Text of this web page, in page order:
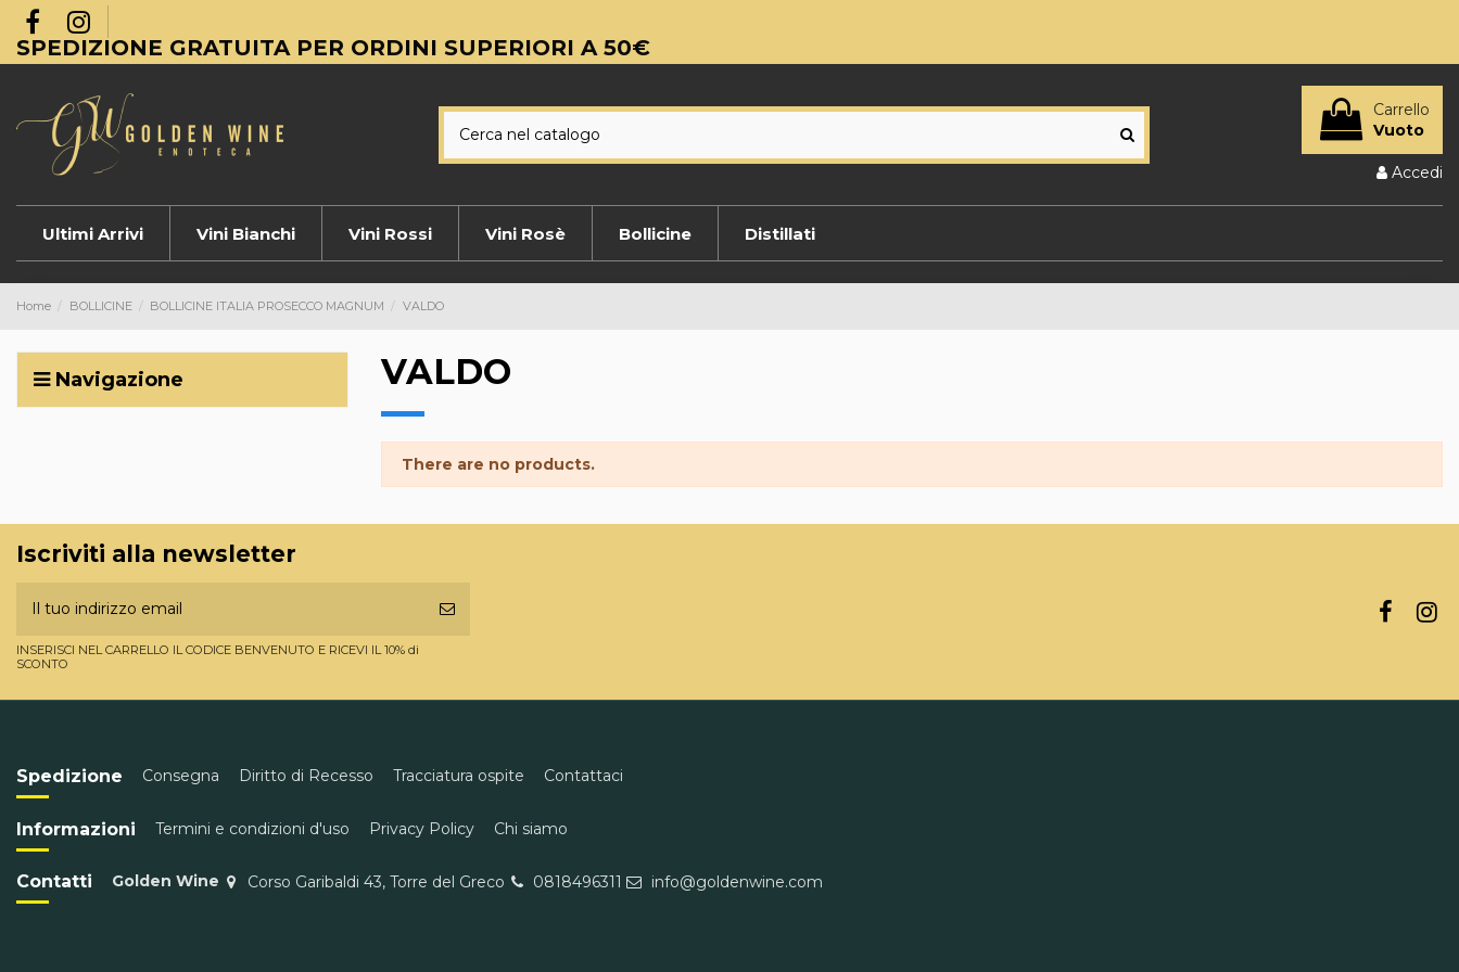
SPEDIZIONE GRATUITA PER ORDINI SUPERIORI A 50€
Carrello
Vuoto
Accedi
Ultimi Arrivi Vini Bianchi Vini Rossi Vini Rosè Bollicine Distillati
Home BOLLICINE BOLLICINE ITALIA PROSECCO MAGNUM VALDO
VALDO
There are no products.
Navigazione
Iscriviti alla newsletter
INSERISCI NEL CARRELLO IL CODICE BENVENUTO E RICEVI IL 10% di
SCONTO
Spedizione Consegna Diritto di Recesso Tracciatura ospite Contattaci
Informazioni Termini e condizioni d'uso Privacy Policy Chi siamo
Contatti Golden Wine Corso Garibaldi 43, Torre del Greco 0818496311 info@goldenwine.com